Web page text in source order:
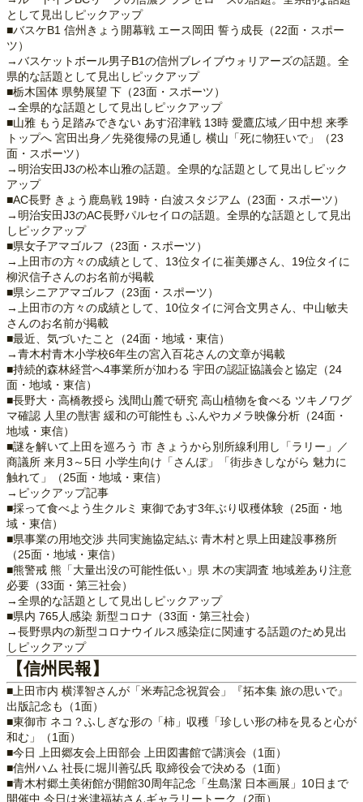
として見出しピックアップ
■バスケB1 信州きょう開幕戦 エース岡田 誓う成長（22面・スポー
ツ）
→バスケットボール男子B1の信州ブレイブウォリアーズの話題。全
県的な話題として見出しピックアップ
■栃木国体 県勢展望 下（23面・スポーツ）
→全県的な話題として見出しピックアップ
■山雅 もう足踏みできない あす沼津戦 13時 愛鷹広域／田中想 来季
トップへ 宮田出身／先発復帰の見通し 横山「死に物狂いで」（23
面・スポーツ）
→明治安田J3の松本山雅の話題。全県的な話題として見出しピック
アップ
■AC長野 きょう鹿島戦 19時・白波スタジアム（23面・スポーツ）
→明治安田J3のAC長野パルセイロの話題。全県的な話題として見出
しピックアップ
■県女子アマゴルフ（23面・スポーツ）
→上田市の方々の成績として、13位タイに崔美娜さん、19位タイに
柳沢信子さんのお名前が掲載
■県シニアアマゴルフ（23面・スポーツ）
→上田市の方々の成績として、10位タイに河合文男さん、中山敏夫
さんのお名前が掲載
■最近、気づいたこと（24面・地域・東信）
→青木村青木小学校6年生の宮入百花さんの文章が掲載
■持続的森林経営へ4事業所が加わる 宇田の認証協議会と協定（24
面・地域・東信）
■長野大・高橋教授ら 浅間山麓で研究 高山植物を食べる ツキノワグ
マ確認 人里の獣害 緩和の可能性も ふんやカメラ映像分析（24面・
地域・東信）
■謎を解いて上田を巡ろう 市 きょうから別所線利用し「ラリー」／
商議所 来月3～5日 小学生向け「さんぽ」「街歩きしながら 魅力に
触れて」（25面・地域・東信）
→ピックアップ記事
■採って食べよう生クルミ 東御であす3年ぶり収穫体験（25面・地
域・東信）
■県事業の用地交渉 共同実施協定結ぶ 青木村と県上田建設事務所
（25面・地域・東信）
■熊警戒 熊「大量出没の可能性低い」県 木の実調査 地域差あり注意
必要（33面・第三社会）
→全県的な話題として見出しピックアップ
■県内 765人感染 新型コロナ（33面・第三社会）
→長野県内の新型コロナウイルス感染症に関連する話題のため見出
しピックアップ
【信州民報】
■上田市内 横澤智さんが「米寿記念祝賀会」『拓本集 旅の思いで』
出版記念も（1面）
■東御市 ネコ？ふしぎな形の「柿」収穫「珍しい形の柿を見ると心が
和む」（1面）
■今日 上田郷友会上田部会 上田図書館で講演会（1面）
■信州ハム 社長に堀川善弘氏 取締役会で決める（1面）
■青木村郷土美術館が開館30周年記念「生島潔 日本画展」10日まで
開催中 今日は米津福祐さんギャラリートーク（2面）